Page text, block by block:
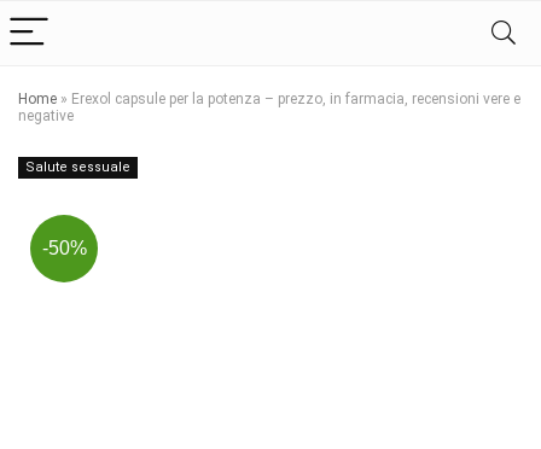
Home » Erexol capsule per la potenza – prezzo, in farmacia, recensioni vere e
negative
Salute sessuale
-50%